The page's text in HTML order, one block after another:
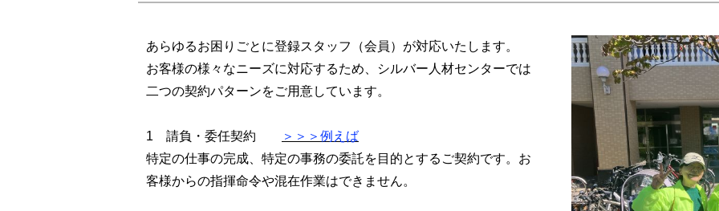
あらゆるお困りごとに登録スタッフ（会員）が対応いたします。
お客様の様々なニーズに対応するため、シルバー人材センターでは
二つの契約パターンをご用意しています。
1 請負・委任契約
＞＞＞例えば
特定の仕事の完成、特定の事務の委託を目的とするご契約です。お
客様からの指揮命令や混在作業はできません。